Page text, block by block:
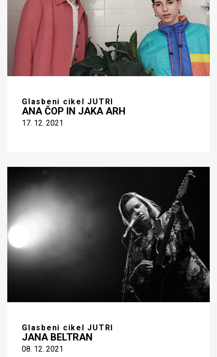
Glasbeni cikel JUTRI
ANA ČOP IN JAKA ARH
17. 12. 2021
Glasbeni cikel JUTRI
JANA BELTRAN
08. 12. 2021